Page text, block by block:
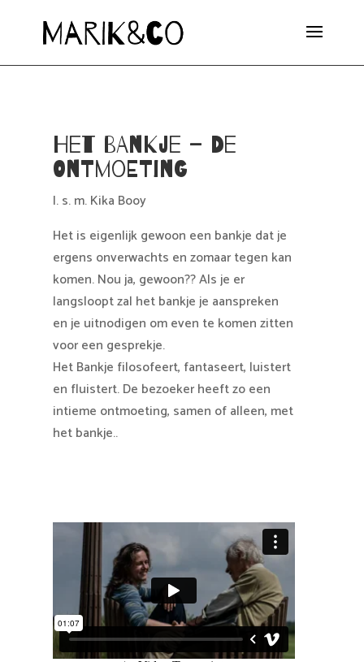
Het Bankje – De
Ontmoeting
I. s. m. Kika Booy
Het is eigenlijk gewoon een bankje dat je
ergens onverwachts en zomaar tegen kan
komen. Nou ja, gewoon?? Als je er
langsloopt zal het bankje je aanspreken
en je uitnodigen om even te komen zitten
voor een gesprekje.
Het Bankje filosofeert, fantaseert, luistert
en fluistert. De bezoeker heeft zo een
intieme ontmoeting, samen of alleen, met
het bankje..